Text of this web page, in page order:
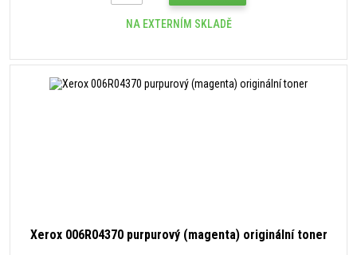
NA EXTERNÍM SKLADĚ
Xerox 006R04370 purpurový (magenta) originální toner